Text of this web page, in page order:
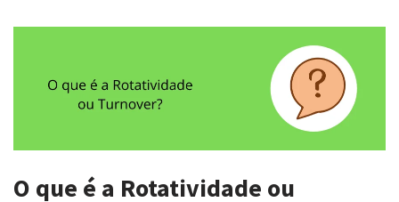
O que é a Rotatividade ou